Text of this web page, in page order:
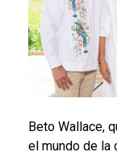
Beto Wallace,
el mundo de la